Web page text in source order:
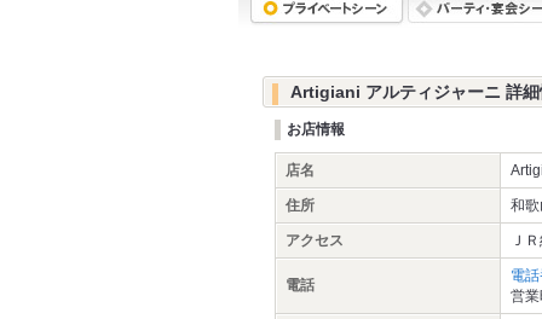
Artigiani アルティジャーニ 詳細
お店情報
店名
住所 和
アクセス Ｊ
電話
電
営